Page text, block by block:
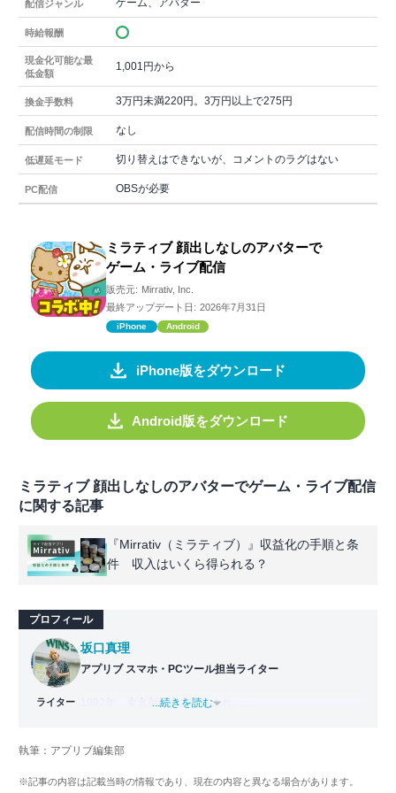
配信ジャンル ゲーム、アバター
時給報酬
現金化可能な最
低金額
1,001円から
換金手数料 3万円未満220円。3万円以上で275円
配信時間の制限 なし
低遅延モード 切り替えはできないが、コメントのラグはない
PC配信 OBSが必要
ミラティブ 顔出しなしのアバターで
ゲーム・ライブ配信
販売元: Mirrativ, Inc.
最終アップデート日: 2026年7月31日
iPhone Android
iPhone版をダウンロード
Android版をダウンロード
ミラティブ 顔出しなしのアバターでゲーム・ライブ配信
に関する記事
『Mirrativ（ミラティブ）』収益化の手順と条
件 収入はいくら得られる？
プロフィール
ライター
坂口真理
アプリブ スマホ・PCツール担当ライター
1992年、東京都西東京市生まれ。
の酷い少年時代を送る。
い、この時期から数多くのソフト・アプリを利用。iPhone
...続きを読む
執筆：アプリブ編集部
※記事の内容は記載当時の情報であり、現在の内容と異なる場合があります。